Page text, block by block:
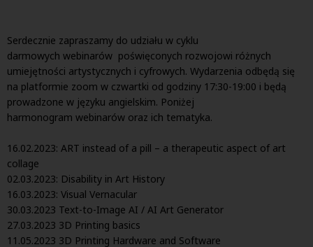
Serdecznie zapraszamy do udziału w cyklu
darmowych webinarów poświęconych rozwojowi różnych
umiejętności artystycznych i cyfrowych. Wydarzenia odbędą się
na platformie zoom w czwartki od godziny 17:30-19:00 i będą
prowadzone w języku angielskim. Poniżej
harmonogram webinarów oraz ich tematyka.
16.02.2023: ART instead of a pill – a therapeutic aspect of art
collage
02.03.2023: Disability in Art History
16.03.2023: Visual Vernacular
30.03.2023 Text-to-Image AI / AI Art Generator
27.03.2023 3D Printing basics
11.05.2023 3D Printing Hardware and Software